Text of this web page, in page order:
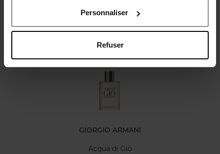
Personnaliser
Refuser
Oublié quelque chose ?
GIORGIO ARMANI
Acqua di Giò